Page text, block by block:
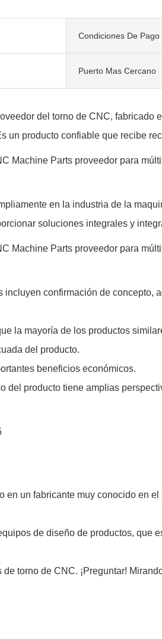
Condiciones De Pago
Puerto Mas Cercano
del torno de CNC,
un producto confiable que recibe
en la industria de la
soluciones integrales y
confirmación de concepto,
la mayoría de los productos
del producto.
beneficios económicos.
del producto tiene amplias
un fabricante muy conocido en
de diseño de productos,
torno de CNC. ¡Preguntar!